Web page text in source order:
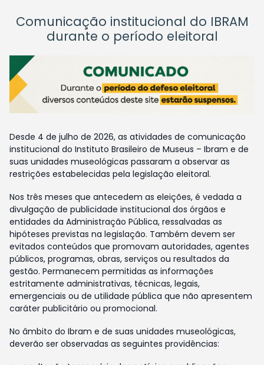
Comunicação institucional do IBRAM
durante o período eleitoral
Desde 4 de julho de 2026, as atividades de comunicação
institucional do Instituto Brasileiro de Museus – Ibram e de
suas unidades museológicas passaram a observar as
restrições estabelecidas pela legislação eleitoral.
Nos três meses que antecedem as eleições, é vedada a
divulgação de publicidade institucional dos órgãos e
entidades da Administração Pública, ressalvadas as
hipóteses previstas na legislação. Também devem ser
evitados conteúdos que promovam autoridades, agentes
públicos, programas, obras, serviços ou resultados da
gestão. Permanecem permitidas as informações
estritamente administrativas, técnicas, legais,
emergenciais ou de utilidade pública que não apresentem
caráter publicitário ou promocional.
No âmbito do Ibram e de suas unidades museológicas,
deverão ser observadas as seguintes providências: